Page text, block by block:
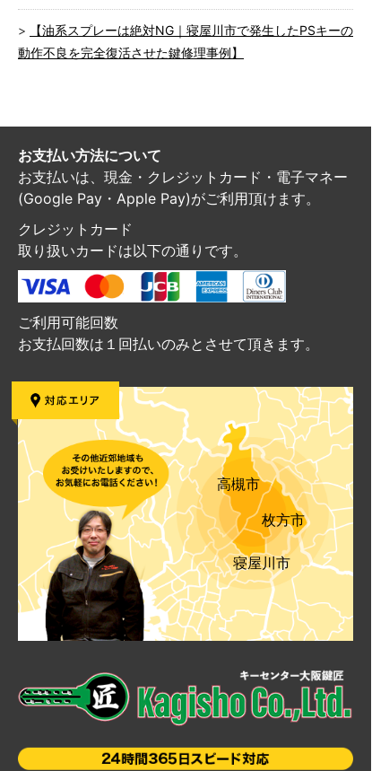
【油系スプレーは絶対NG｜寝屋川市で発生したPSキーの
動作不良を完全復活させた鍵修理事例】
お支払い方法について
お支払いは、現金・クレジットカード・電子マネー
(Google Pay・Apple Pay)がご利用頂けます。
クレジットカード
取り扱いカードは以下の通りです。
ご利用可能回数
お支払回数は１回払いのみとさせて頂きます。
高槻市
枚方市
寝屋川市